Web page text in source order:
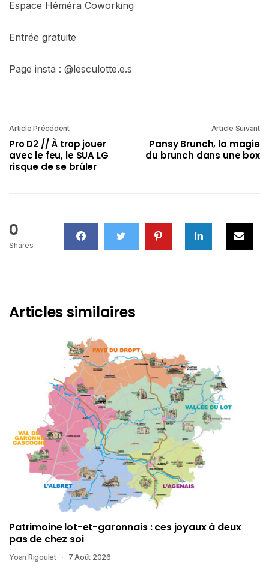
Espace Héméra Coworking
Entrée gratuite
Page insta : @lesculotte.e.s
Article Précédent
Pro D2 // À trop jouer
avec le feu, le SUA LG
risque de se brûler
Article Suivant
Pansy Brunch, la magie
du brunch dans une box
0
Shares
Articles similaires
Patrimoine lot-et-garonnais : ces joyaux à deux
pas de chez soi
Yoan Rigoulet 7 Août 2026